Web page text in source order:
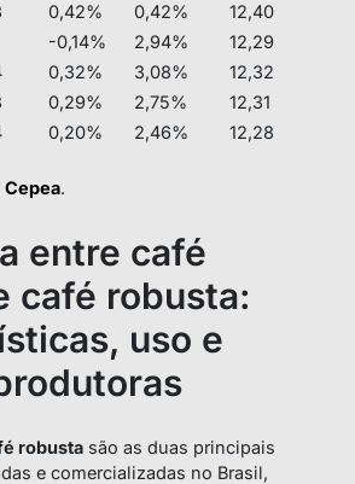
0,42% 0,42%
12,40
-0,14% 2,94%
12,29
0,32% 3,08%
12,32
0,29% 2,75%
12,31
0,20% 2,46% 12,28
Cepea.
entre café
café robusta:
uso e
robusta são as duas principais
e comercializadas no Brasil,